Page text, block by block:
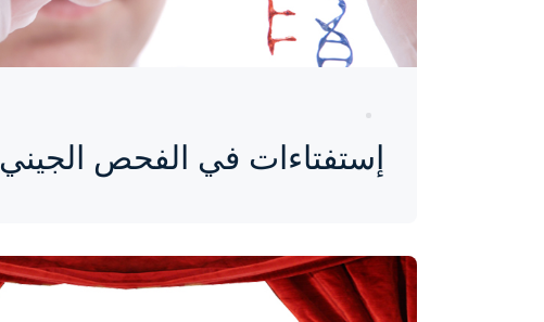
إستفتاءات في الفحص الجيني
واحة المرأة
منذ 9 سنوات